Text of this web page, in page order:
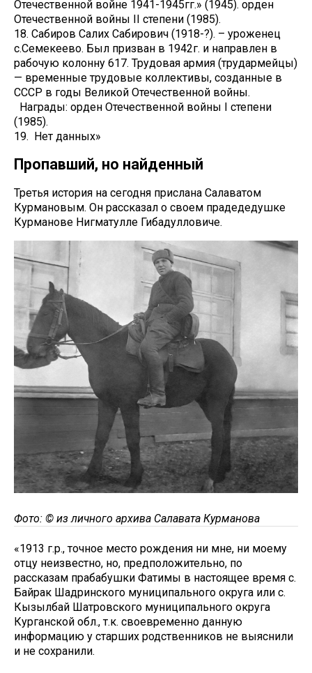
Отечественной войне 1941-1945гг.» (1945). орден
Отечественной войны II степени (1985).
18. Сабиров Салих Сабирович (1918-?). – уроженец
с.Семекеево. Был призван в 1942г. и направлен в
рабочую колонну 617. Трудовая армия (трудармейцы)
— временные трудовые коллективы, созданные в
СССР в годы Великой Отечественной войны.
Награды: орден Отечественной войны I степени
(1985).
19. Нет данных»
Пропавший, но найденный
Третья история на сегодня прислана Салаватом
Курмановым. Он рассказал о своем прадедедушке
Курманове Нигматулле Гибадулловиче.
Фото: © из личного архива Салавата Курманова
«1913 г.р., точное место рождения ни мне, ни моему
отцу неизвестно, но, предположительно, по
рассказам прабабушки Фатимы в настоящее время с.
Байрак Шадринского муниципального округа или с.
Кызылбай Шатровского муниципального округа
Курганской обл., т.к. своевременно данную
информацию у старших родственников не выяснили
и не сохранили.